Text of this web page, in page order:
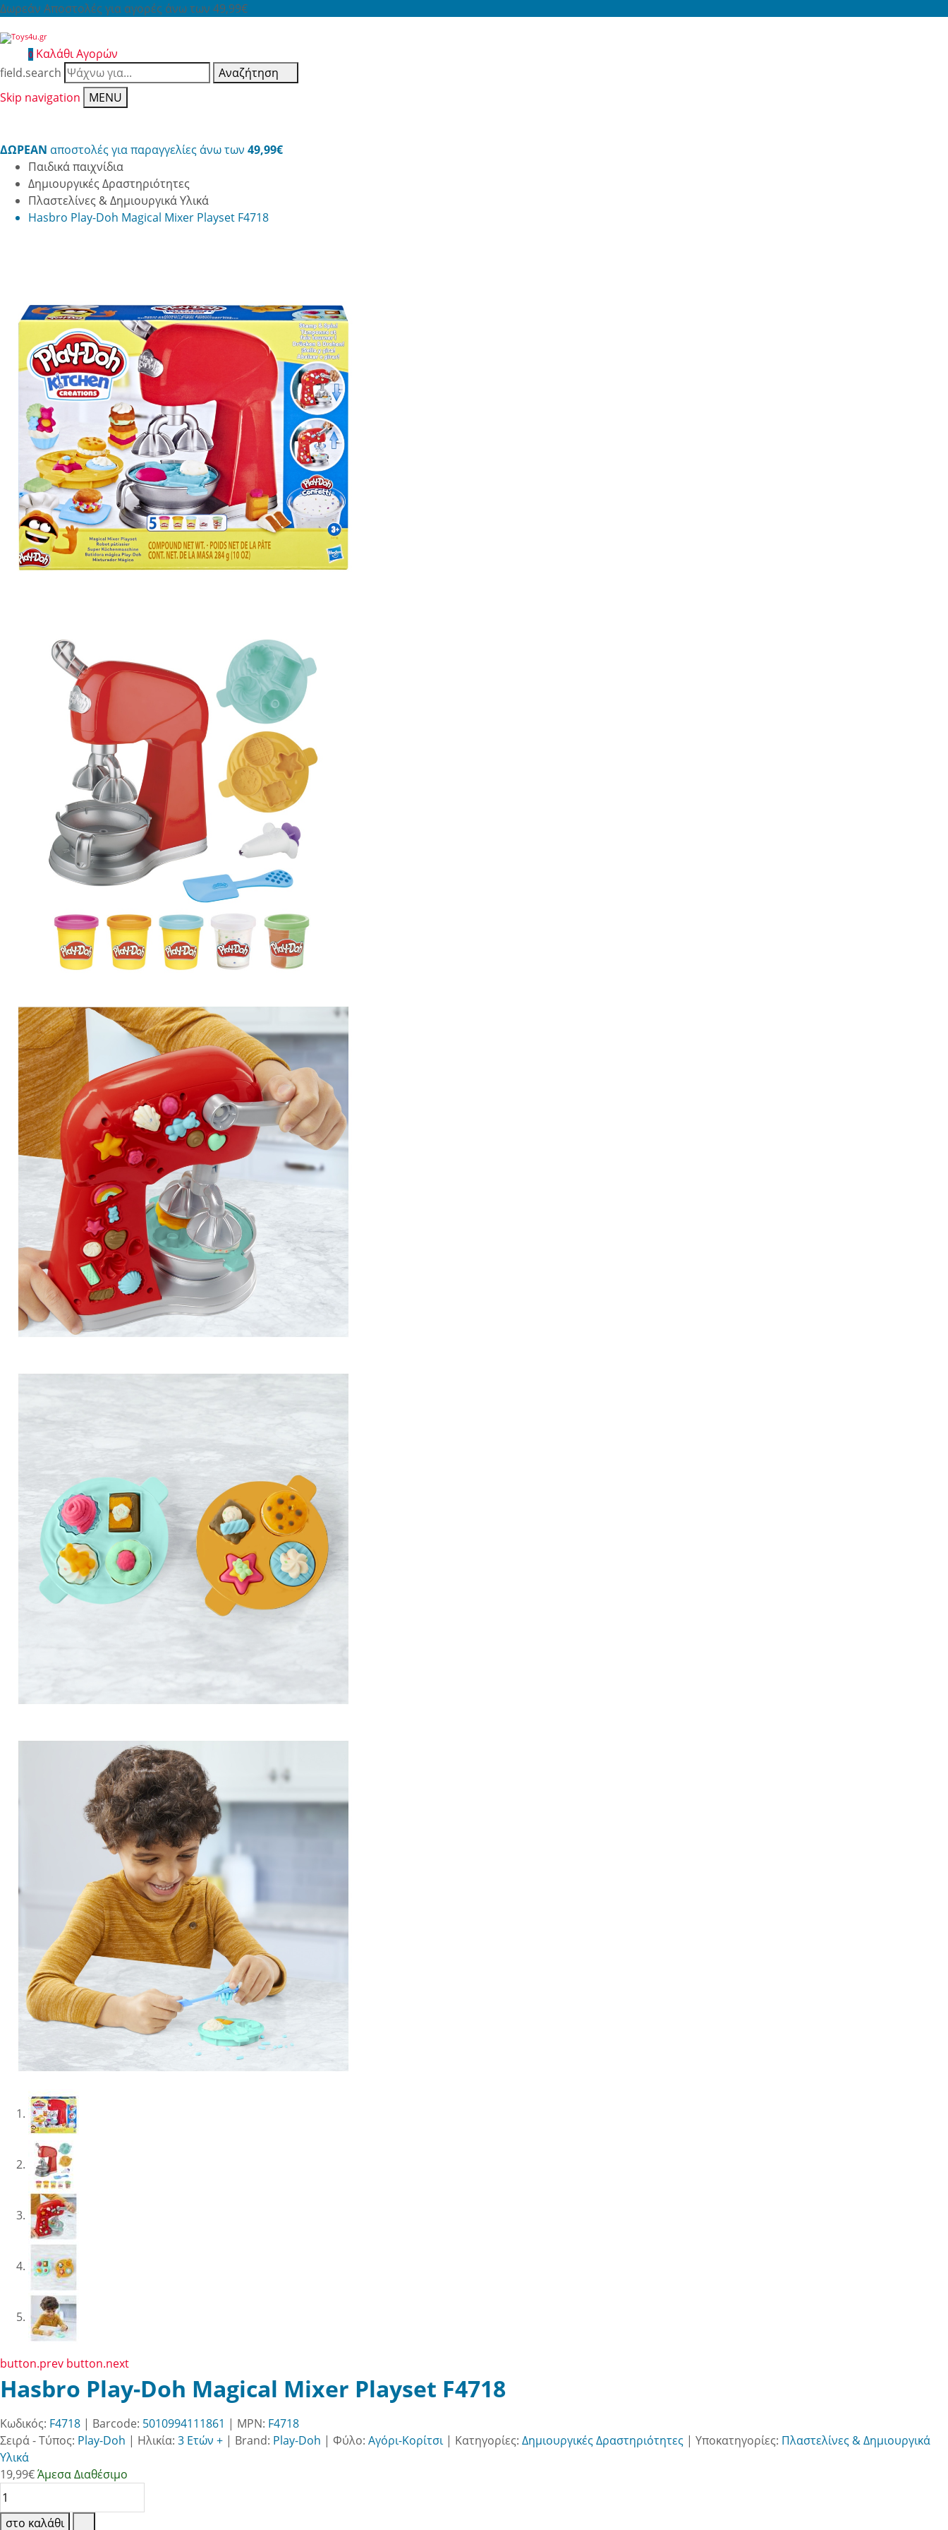
Δωρεάν Αποστολές για αγορές άνω των 49,99€
0 Καλάθι Αγορών
field.search
Αναζήτηση
Skip navigation
MENU
ΔΩΡΕΑΝ αποστολές για παραγγελίες άνω των 49,99€
Παιδικά παιχνίδια
Δημιουργικές Δραστηριότητες
Πλαστελίνες & Δημιουργικά Υλικά
Hasbro Play-Doh Magical Mixer Playset F4718
button.prev button.next
Hasbro Play-Doh Magical Mixer Playset F4718
Κωδικός: F4718 | Barcode: 5010994111861 | MPN: F4718
Σειρά - Τύπος: Play-Doh | Ηλικία: 3 Ετών + | Brand: Play-Doh | Φύλο: Αγόρι-Κορίτσι| Κατηγορίες: Δημιουργικές Δραστηριότητες | Υποκατηγορίες: Πλαστελίνες & Δημιουργικά
Υλικά
19,99€Άμεσα Διαθέσιμο
στο καλάθι